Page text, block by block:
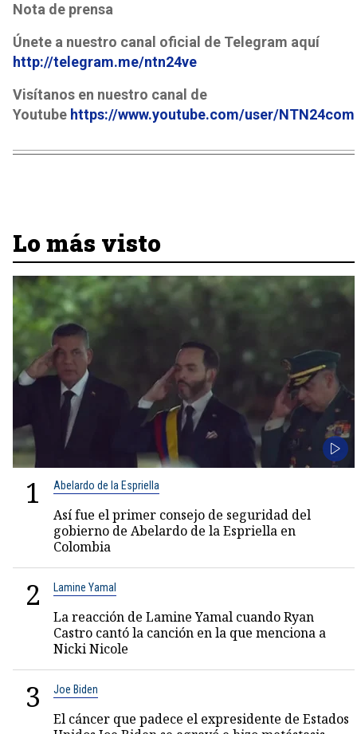
Nota de prensa
Únete a nuestro canal oficial de Telegram aquí
http://telegram.me/ntn24ve
Visítanos en nuestro canal de
Youtube https://www.youtube.com/user/NTN24com
Lo más visto
1 Abelardo de la Espriella
Así fue el primer consejo de seguridad del
gobierno de Abelardo de la Espriella en
Colombia
2 Lamine Yamal
La reacción de Lamine Yamal cuando Ryan
Castro cantó la canción en la que menciona a
Nicki Nicole
3 Joe Biden
El cáncer que padece el expresidente de Estados